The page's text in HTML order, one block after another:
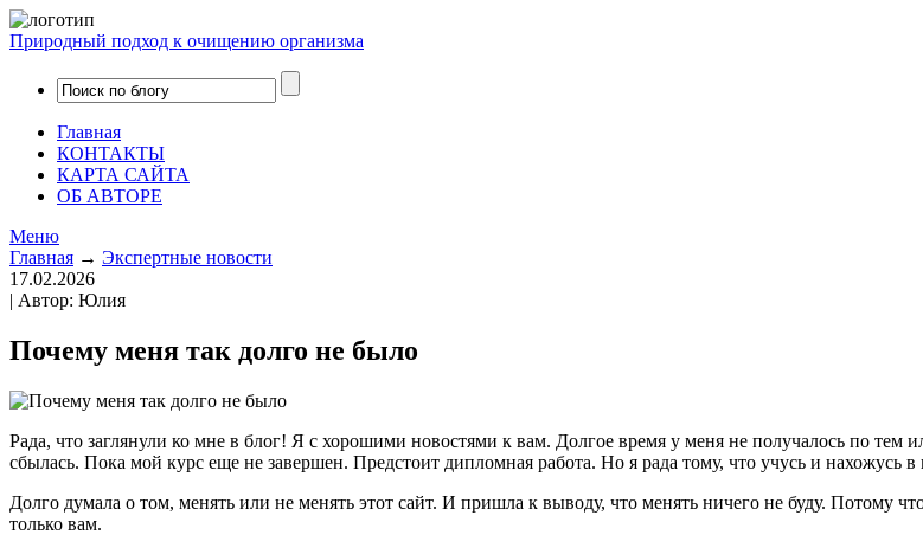
Природный подход к очищению организма
Главная
КОНТАКТЫ
КАРТА САЙТА
ОБ АВТОРЕ
Меню
Главная → Экспертные новости
17.02.2026
| Автор: Юлия
Почему меня так долго не было
Рада, что заглянули ко мне в блог! Я с хорошими новостями к вам. Долгое время у меня не получалось по
сбылась. Пока мой курс еще не завершен. Предстоит дипломная работа. Но я рада тому, что учусь и нахожусь в
Долго думала о том, менять или не менять этот сайт. И пришла к выводу, что менять ничего не буду. Потому
только вам.